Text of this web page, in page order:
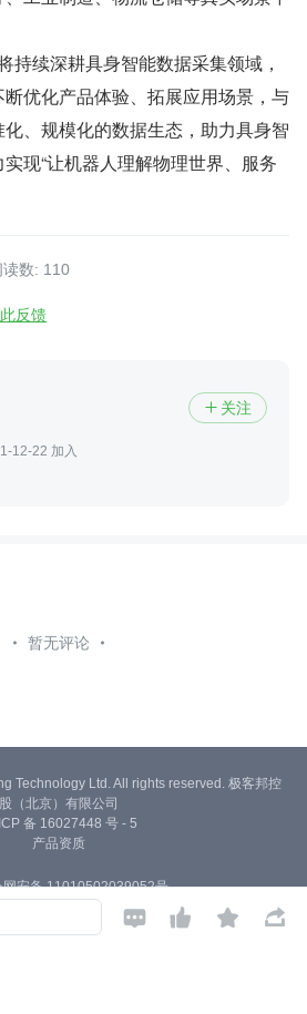
持续深耕具身智能数据采集领域，
优化产品体验、拓展应用场景，与
、规模化的数据生态，助力具身智
现“让机器人理解物理世界、服务
读数: 110
反馈
 关注
12-22 加入
暂无评论
   
Technology Ltd. All rights reserved. 极客邦控
股（北京）有限公司
备 16027448 号 - 5
产品资质
网安备 11010502039052号